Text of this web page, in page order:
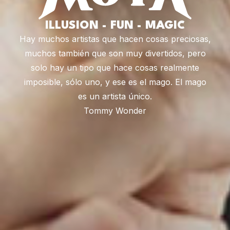
ILLUSION - FUN - MAGIC
Hay muchos artistas que hacen cosas preciosas,
muchos también que son muy divertidos, pero
solo hay un tipo que hace cosas realmente
imposible, sólo uno, y ese es el mago. El mago
es un artista único.
Tommy Wonder